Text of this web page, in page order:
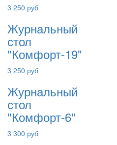
3 250 руб
Журнальный
стол
"Комфорт-19"
3 250 руб
Журнальный
стол
"Комфорт-6"
3 300 руб